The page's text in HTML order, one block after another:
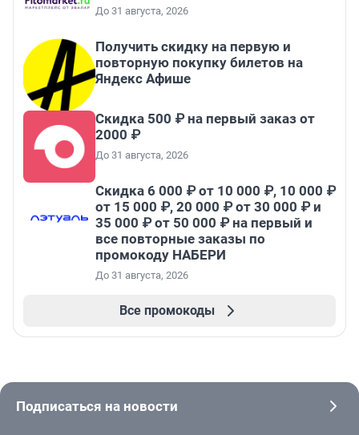
До 31 августа, 2026
Получить скидку на первую и
повторную покупку билетов на
Яндекс Афише
Скидка 500 ₽ на первый заказ от
2000 ₽
До 31 августа, 2026
Скидка 6 000 ₽ от 10 000 ₽, 10 000 ₽
от 15 000 ₽, 20 000 ₽ от 30 000 ₽ и
35 000 ₽ от 50 000 ₽ на первый и
все повторные заказы по
промокоду НАБЕРИ
До 31 августа, 2026
Все промокоды
Подписаться на новости